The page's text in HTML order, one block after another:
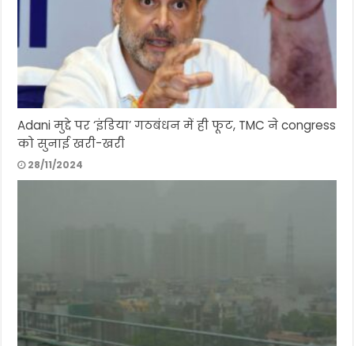
Adani मुद्दे पर ‘इंडिया’ गठबंधन में ही फूट, TMC ने congress
को सुनाई खरी-खरी
28/11/2024